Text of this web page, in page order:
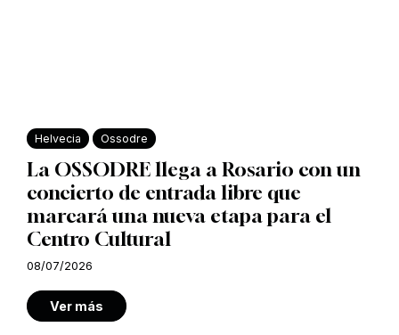
Helvecia Ossodre
La OSSODRE llega a Rosario con un
concierto de entrada libre que
marcará una nueva etapa para el
Centro Cultural
08/07/2026
Ver más